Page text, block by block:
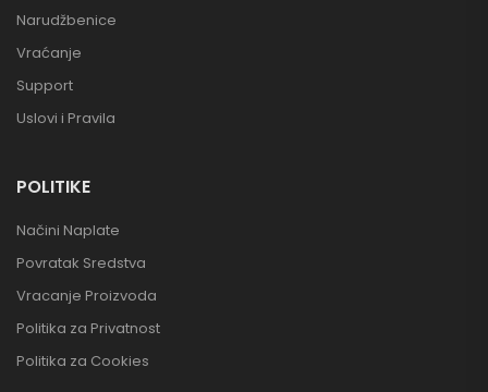
Narudžbenice
Vraćanje
Support
Uslovi i Pravila
POLITIKE
Načini Naplate
Povratak Sredstva
Vracanje Proizvoda
Politika za Privatnost
Politika za Cookies